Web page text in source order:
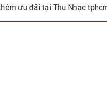
ưu đãi tại Thu Nhạc